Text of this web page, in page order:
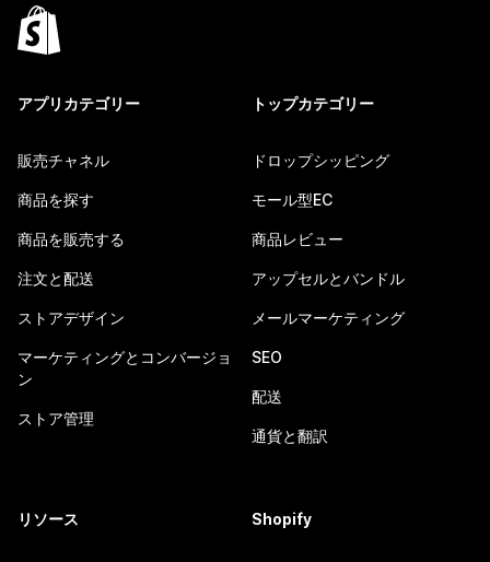
アプリカテゴリー
販売チャネル
商品を探す
商品を販売する
注文と配送
ストアデザイン
マーケティングとコンバージョ
ン
ストア管理
トップカテゴリー
ドロップシッピング
モール型EC
商品レビュー
アップセルとバンドル
メールマーケティング
SEO
配送
通貨と翻訳
リソース Shopify